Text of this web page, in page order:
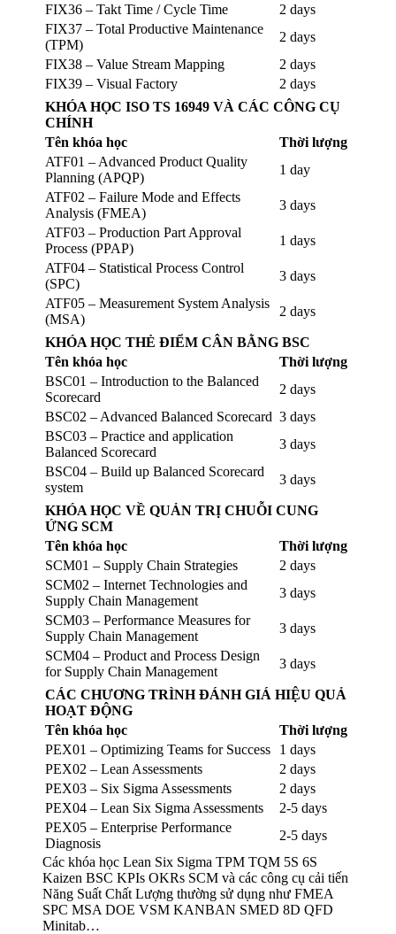
FIX36 – Takt Time / Cycle Time
2 days
FIX37 – Total Productive Maintenance
(TPM)
2 days
FIX38 – Value Stream Mapping
2 days
FIX39 – Visual Factory
2 days
KHÓA HỌC ISO TS 16949 VÀ CÁC CÔNG CỤ
CHÍNH
Tên khóa học
Thời lượng
ATF01 – Advanced Product Quality
Planning (APQP)
1 day
ATF02 – Failure Mode and Effects
Analysis (FMEA)
3 days
ATF03 – Production Part Approval
Process (PPAP)
1 days
ATF04 – Statistical Process Control
(SPC)
3 days
ATF05 – Measurement System Analysis
(MSA)
2 days
KHÓA HỌC THẺ ĐIỂM CÂN BẰNG BSC
Tên khóa học
Thời lượng
BSC01 – Introduction to the Balanced
Scorecard
2 days
BSC02 – Advanced Balanced Scorecard 3 days
BSC03 – Practice and application
Balanced Scorecard
3 days
BSC04 – Build up Balanced Scorecard
system
3 days
KHÓA HỌC VỀ QUẢN TRỊ CHUỖI CUNG
ỨNG SCM
Tên khóa học
Thời lượng
SCM01 – Supply Chain Strategies
2 days
SCM02 – Internet Technologies and
Supply Chain Management
3 days
SCM03 – Performance Measures for
Supply Chain Management
3 days
SCM04 – Product and Process Design
for Supply Chain Management
3 days
CÁC CHƯƠNG TRÌNH ĐÁNH GIÁ HIỆU QUẢ
HOẠT ĐỘNG
Tên khóa học
Thời lượng
PEX01 – Optimizing Teams for Success
1 days
PEX02 – Lean Assessments
2 days
PEX03 – Six Sigma Assessments
2 days
PEX04 – Lean Six Sigma Assessments
2-5 days
PEX05 – Enterprise Performance
Diagnosis
2-5 days
Các khóa học Lean Six Sigma TPM TQM 5S 6S
Kaizen BSC KPIs OKRs SCM và các công cụ cải tiến
Năng Suất Chất Lượng thường sử dụng như FMEA
SPC MSA DOE VSM KANBAN SMED 8D QFD
Minitab…